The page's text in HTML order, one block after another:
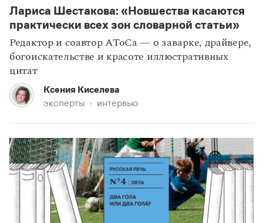
статьи наследие
Лариса Шестакова: «Новшества касаются
практически всех зон словарной статьи»
Редактор и соавтор АТоСа — о заварке, драйвере,
богоискательстве и красоте иллюстративных
цитат
Ксения Киселева
эксперты интервью